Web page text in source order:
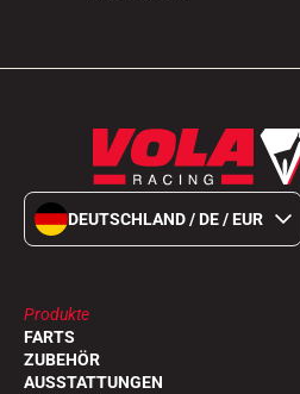
DEUTSCHLAND / DE / EUR
Produkte
FARTS
ZUBEHÖR
AUSSTATTUNGEN